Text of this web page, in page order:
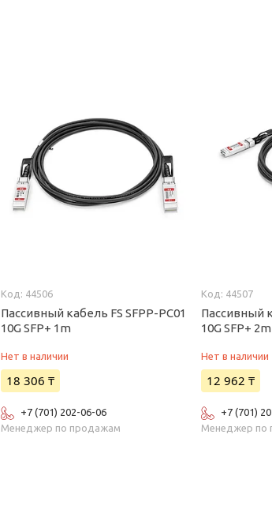
44506
Пассивный кабель FS SFPP-PC01
10G SFP+ 1m
Нет в наличии
18 306 ₸
+7 (701) 202-06-06
Менеджер по продажам
44507
Пассивный
10G SFP+ 2m
Нет в наличии
12 962 ₸
+7 (701)
Менеджер по